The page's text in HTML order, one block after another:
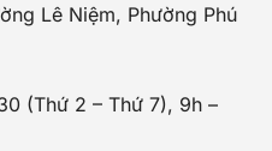
Lê Niệm, Phường Phú
(Thứ 2 – Thứ 7), 9h –